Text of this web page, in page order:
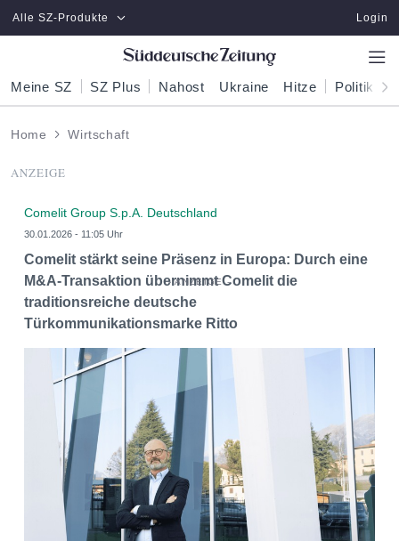
Zum Hauptinhalt springen
Alle SZ-Produkte Login
Meine SZ SZ Plus Nahost Ukraine Hitze Politik
Home Wirtschaft
ANZEIGE
Comelit Group S.p.A. Deutschland
30.01.2026 - 11:05 Uhr
Comelit stärkt seine Präsenz in Europa: Durch eine
M&A-Transaktion übernimmt Comelit die
traditionsreiche deutsche
Türkommunikationsmarke Ritto